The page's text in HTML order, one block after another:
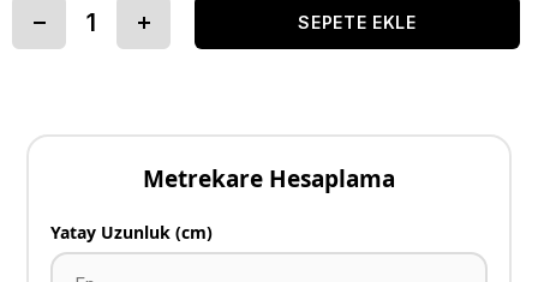
Metrekare Hesaplama
Yatay Uzunluk (cm)